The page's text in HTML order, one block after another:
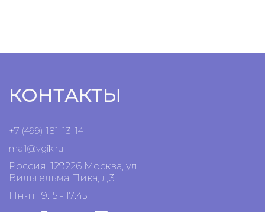
КОНТАКТЫ
+7 (499) 181-13-14
mail@vgik.ru
Россия, 129226 Москва, ул.
Вильгельма Пика, д.3
Пн-пт 9:15 - 17:45